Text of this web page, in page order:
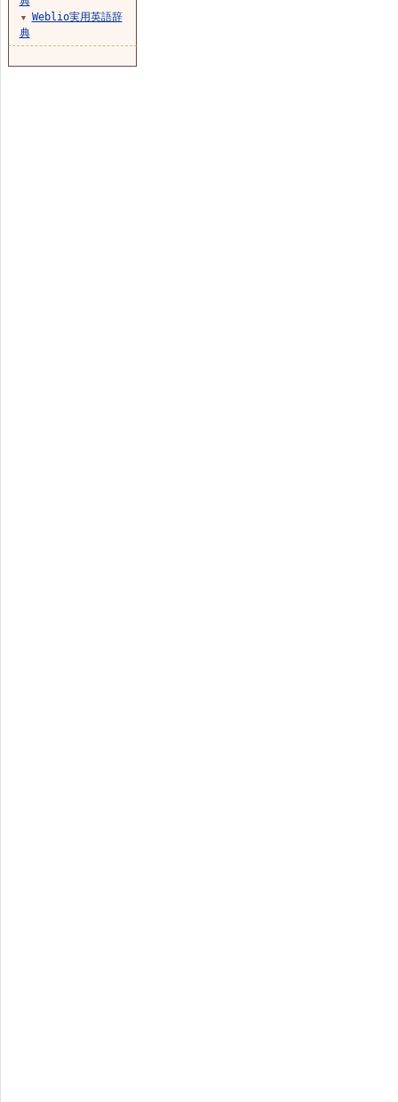
▼
Weblio実用英語辞
典